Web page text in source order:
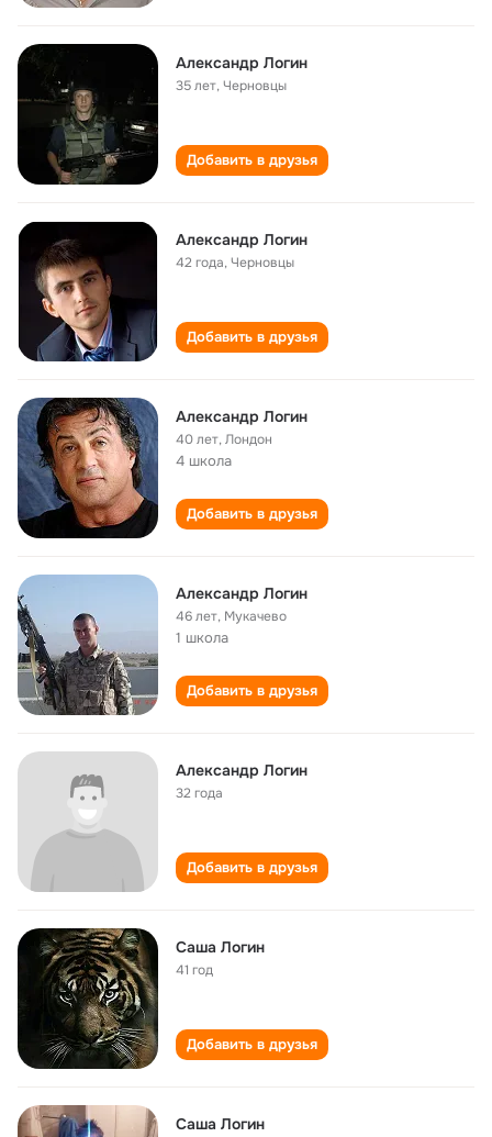
Александр Логин
35 лет,Черновцы
Добавить в друзья
Александр Логин
42 года,Черновцы
Добавить в друзья
Александр Логин
40 лет,Лондон
4 школа
Добавить в друзья
Александр Логин
46 лет, Мукачево
1 школа
Добавить в друзья
Александр Логин
32 года
Добавить в друзья
Саша Логин
41 год
Добавить в друзья
Саша Логин